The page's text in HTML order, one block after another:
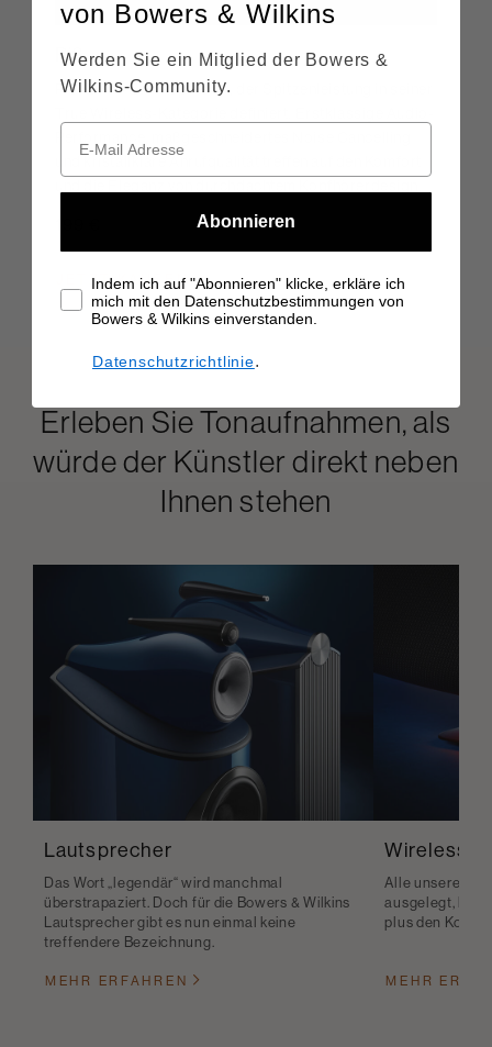
Pi6
Pi6. Ein In-Ear-Kopfhörer, der Spitzenleistung in seiner
und kristallklare Anrufqualität treffen auf den Komfort
UVP:249 €
JETZT KAUFEN
Erleben Sie Tonaufnahmen, als
würde der Künstler direkt neben
Ihnen stehen
Lautsprecher
Das Wort „legendär“ wird manchmal
überstrapaziert. Doch für die Bowers & Wilkins
Lautsprecher gibt es nun einmal keine
treffendere Bezeichnung.
MEHR ERFAHREN
Wireless-
Alle unsere
ausgelegt,
plus den
MEHR
von Bowers & Wilkins
Werden Sie ein Mitglied der Bowers &
Wilkins-Community.
Abonnieren
Indem ich auf "Abonnieren" klicke, erkläre ich
mich mit den Datenschutzbestimmungen von
Bowers & Wilkins einverstanden.
Datenschutzrichtlinie.